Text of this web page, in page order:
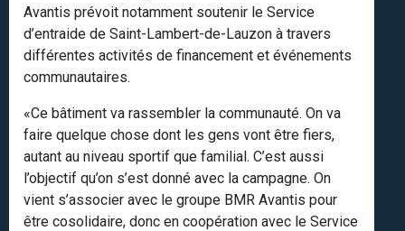
Avantis prévoit notamment soutenir le Service
d’entraide de Saint-Lambert-de-Lauzon à travers
différentes activités de financement et événements
communautaires.
«Ce bâtiment va rassembler la communauté. On va
faire quelque chose dont les gens vont être fiers,
autant au niveau sportif que familial. C’est aussi
l’objectif qu’on s’est donné avec la campagne. On
vient s’associer avec le groupe BMR Avantis pour
être cosolidaire, donc en coopération avec le Service